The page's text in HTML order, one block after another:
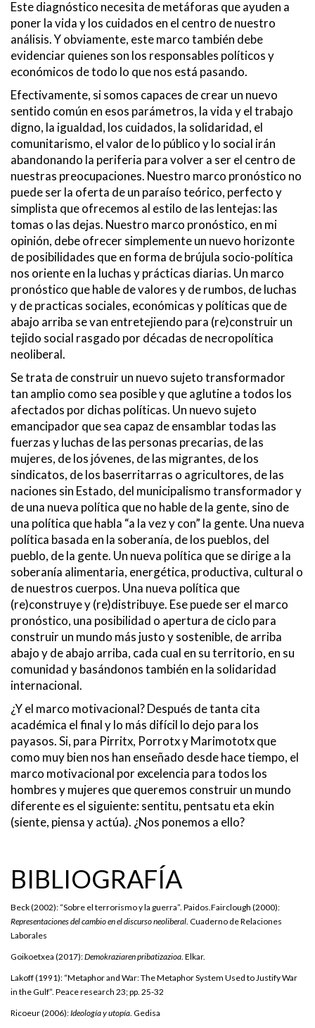
Este diagnóstico necesita de metáforas que ayuden a
poner la vida y los cuidados en el centro de nuestro
análisis. Y obviamente, este marco también debe
evidenciar quienes son los responsables políticos y
económicos de todo lo que nos está pasando.
Efectivamente, si somos capaces de crear un nuevo
sentido común en esos parámetros, la vida y el trabajo
digno, la igualdad, los cuidados, la solidaridad, el
comunitarismo, el valor de lo público y lo social irán
abandonando la periferia para volver a ser el centro de
nuestras preocupaciones. Nuestro marco pronóstico no
puede ser la oferta de un paraíso teórico, perfecto y
simplista que ofrecemos al estilo de las lentejas: las
tomas o las dejas. Nuestro marco pronóstico, en mi
opinión, debe ofrecer simplemente un nuevo horizonte
de posibilidades que en forma de brújula socio-política
nos oriente en la luchas y prácticas diarias. Un marco
pronóstico que hable de valores y de rumbos, de luchas
y de practicas sociales, económicas y políticas que de
abajo arriba se van entretejiendo para (re)construir un
tejido social rasgado por décadas de necropolítica
neoliberal.
Se trata de construir un nuevo sujeto transformador
tan amplio como sea posible y que aglutine a todos los
afectados por dichas políticas. Un nuevo sujeto
emancipador que sea capaz de ensamblar todas las
fuerzas y luchas de las personas precarias, de las
mujeres, de los jóvenes, de las migrantes, de los
sindicatos, de los baserritarras o agricultores, de las
naciones sin Estado, del municipalismo transformador y
de una nueva política que no hable de la gente, sino de
una política que habla “a la vez y con” la gente. Una nueva
política basada en la soberanía, de los pueblos, del
pueblo, de la gente. Un nueva política que se dirige a la
soberanía alimentaria, energética, productiva, cultural o
de nuestros cuerpos. Una nueva política que
(re)construye y (re)distribuye. Ese puede ser el marco
pronóstico, una posibilidad o apertura de ciclo para
construir un mundo más justo y sostenible, de arriba
abajo y de abajo arriba, cada cual en su territorio, en su
comunidad y basándonos también en la solidaridad
internacional.
¿Y el marco motivacional? Después de tanta cita
académica el final y lo más difícil lo dejo para los
payasos. Si, para Pirritx, Porrotx y Marimototx que
como muy bien nos han enseñado desde hace tiempo, el
marco motivacional por excelencia para todos los
hombres y mujeres que queremos construir un mundo
diferente es el siguiente: sentitu, pentsatu eta ekin
(siente, piensa y actúa). ¿Nos ponemos a ello?
BIBLIOGRAFÍA
Beck (2002): “Sobre el terrorismo y la guerra”. Paidos.Fairclough (2000):
Representaciones del cambio en el discurso neoliberal. Cuaderno de Relaciones
Laborales
Goikoetxea (2017):Demokraziaren pribatizazioa. Elkar.
Lakoff (1991): “Metaphor and War: The Metaphor System Used to Justify War
in the Gulf”. Peace research 23; pp. 25-32
Ricoeur (2006):Ideología y utopía. Gedisa